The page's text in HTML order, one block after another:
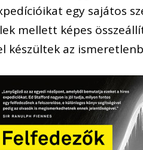
egy sajátos
mellett képes
készültek az